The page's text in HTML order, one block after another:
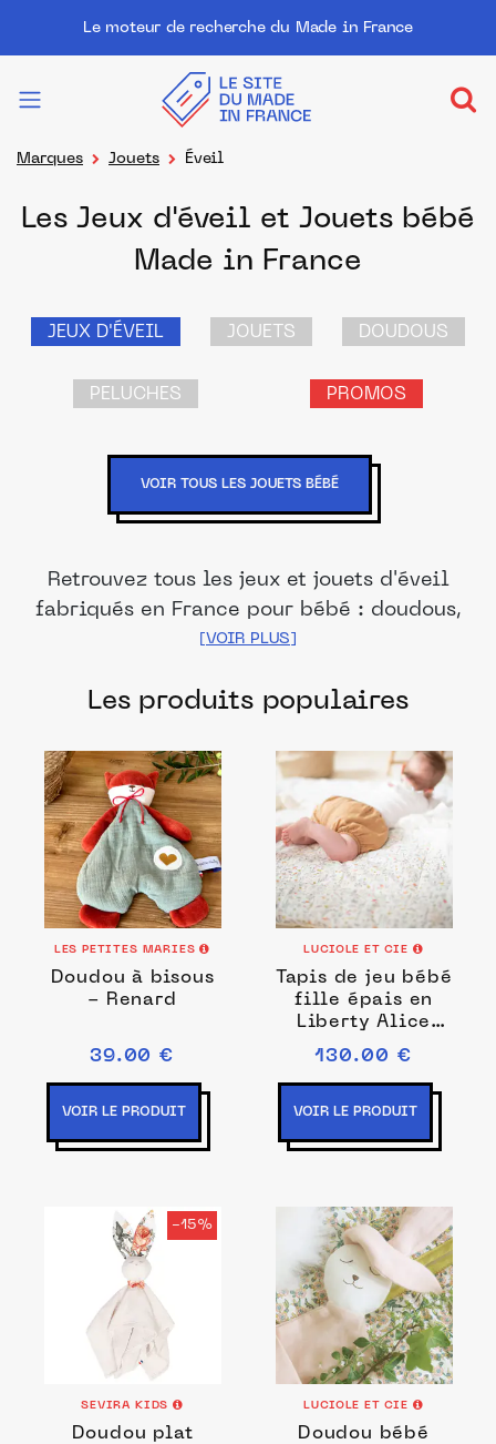
Le moteur de recherche du Made in France
Marques Jouets Éveil
Les Jeux d'éveil et Jouets bébé
Made in France
JEUX D'ÉVEIL JOUETS DOUDOUS
PELUCHES PROMOS
VOIR TOUS LES JOUETS BÉBÉ
Retrouvez tous les jeux et jouets d'éveil
fabriqués en France pour bébé : doudous,
peluches, hochets, tapis d'éveil...
Les produits populaires
LES PETITES MARIES
Doudou à bisous
- Renard
39.00 €
VOIR LE PRODUIT
LUCIOLE ET CIE
Tapis de jeu bébé
fille épais en
Liberty Alice
rose
130.00 €
VOIR LE PRODUIT
-15%
SEVIRA KIDS
Doudou plat
LUCIOLE ET CIE
Doudou bébé